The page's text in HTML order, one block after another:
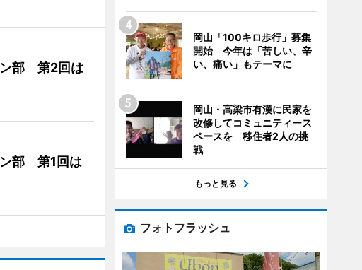
ン部 第2回は
ン部 第1回は
岡山「100キロ歩行」募集
開始 今年は「苦しい、辛
い、痛い」もテーマに
岡山・高梁市有漢に民家を
改修してコミュニティース
ペースを 移住者2人の挑
戦
もっと見る
フォトフラッシュ